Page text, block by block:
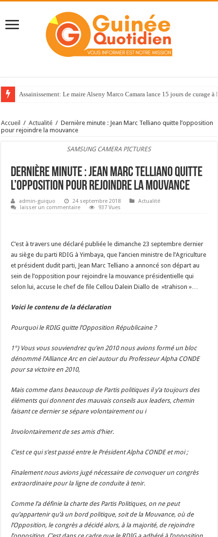
Assainissement: Le maire Alseny Marco Camara lance 15 jours de curage à
Accueil / Actualité / Dernière minute : Jean Marc Telliano quitte l’opposition
pour rejoindre la mouvance
SAMSUNG CAMERA PICTURES
Dernière minute : Jean Marc Telliano quitte
l’opposition pour rejoindre la mouvance
admin-guiquo 24 septembre 2018
Actualité
laisser un commentaire
937 Vues
C’est à travers une déclaré publiée le dimanche 23 septembre dernier
au siège du parti RDIG à Yimbaya, que l’ancien ministre de l’Agriculture
et président dudit parti, Jean Marc Telliano a annoncé son départ au
sein de l’opposition pour rejoindre la mouvance présidentielle qui
selon lui, accuse le chef de file Cellou Dalein Diallo de »trahison »…
Voici le contenu de la déclaration
Pourquoi le RDIG quitte l’Opposition Républicaine ?
1°) Vous vous souviendrez qu’en 2010 nous avions formé un bloc
dénommé l’Alliance Arc en ciel autour du Professeur Alpha CONDE
pour sa victoire en 2010,
Mais comme dans beaucoup de Partis politiques il y’a toujours des
éléments qui donnent des mauvais conseils aux leaders, chemin
faisant ce dernier se sépare volontairement ou i
Involontairement de ses amis d’hier.
C’est ce qui s’est passé entre le Président Alpha CONDE et moi ;
Finalement nous avions jugé nécessaire de convoquer un congrès
extraordinaire pour la ligne de conduite à tenir.
Comme l’a définie la charte des Partis Politiques, on ne peut
qu’appartenir qu’à un bord politique, soit de la Mouvance, où de
l’Opposition, le congrès a décidé alors, à la majorité, de rejoindre